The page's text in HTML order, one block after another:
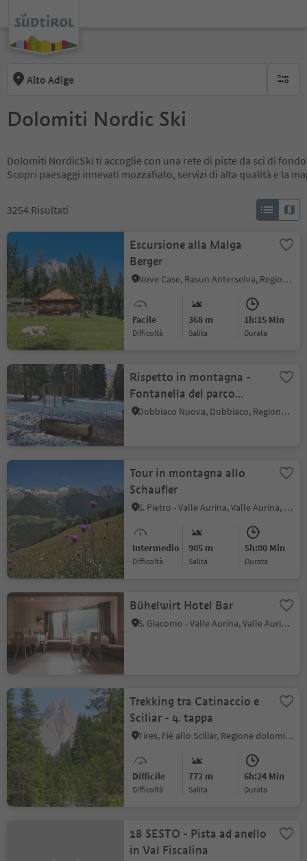
Alto Adige
Dolomiti Nordic Ski
Dolomiti NordicSki ti accoglie con una rete di piste da sci di
Scopri paesaggi innevati mozzafiato, servizi di alta qualità e la
3254 Risultati
Escursione alla Malga
Berger
Nove Case, Rasun Anterselva, Regione dolomitica Plan de Corones
Facile
Difficoltà
368 m
Salita
1h:15 Min
durata
Rispetto in montagna -
Fontanella del parco
giochi Grieswaldile,
Dobbiaco Nuova, Dobbiaco, Regione dolomitica 3 Cime
Tour in montagna allo
Schaufler
S. Pietro - Valle Aurina, Valle Aurina, Valle Aurina
Intermedio
Difficoltà
905 m
Salita
5h:00 Min
durata
Bühelwirt Hotel Bar
S. Giacomo - Valle Aurina, Valle Aurina, Valle Aurina
Trekking tra Catinaccio e
Sciliar - 4. tappa
Tires, Fiè allo Sciliar, Regione dolomitica Alpe di Siusi
Difficile
Difficoltà
772 m
Salita
6h:24 Min
durata
18 SESTO - Pista ad anello
in Val Fiscalina